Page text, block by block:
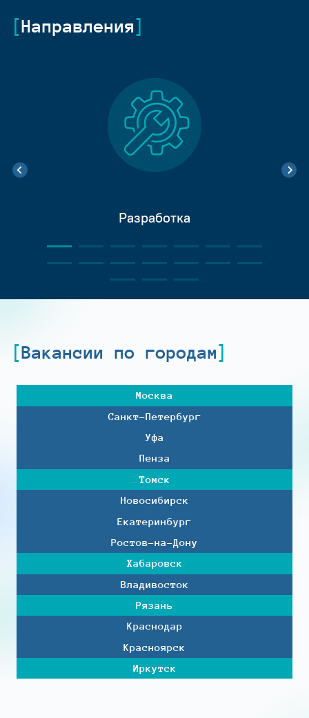
Направления
Разработка
Вакансии по городам
Москва
Санкт-Петербург
Уфа
Пенза
Томск
Новосибирск
Екатеринбург
Ростов-на-Дону
Хабаровск
Владивосток
Рязань
Краснодар
Красноярск
Иркутск